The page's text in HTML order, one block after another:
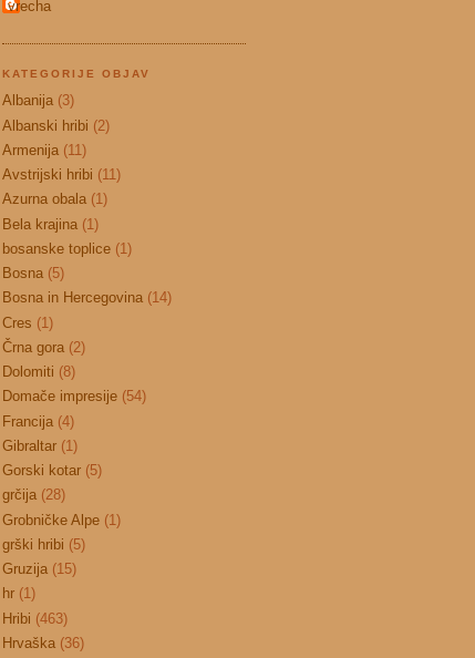
vrecha
KATEGORIJE OBJAV
Albanija (3)
Albanski hribi (2)
Armenija (11)
Avstrijski hribi (11)
Azurna obala (1)
Bela krajina (1)
bosanske toplice (1)
Bosna (5)
Bosna in Hercegovina (14)
Cres (1)
Črna gora (2)
Dolomiti (8)
Domače impresije (54)
Francija (4)
Gibraltar (1)
Gorski kotar (5)
grčija (28)
Grobničke Alpe (1)
grški hribi (5)
Gruzija (15)
hr (1)
Hribi (463)
Hrvaška (36)